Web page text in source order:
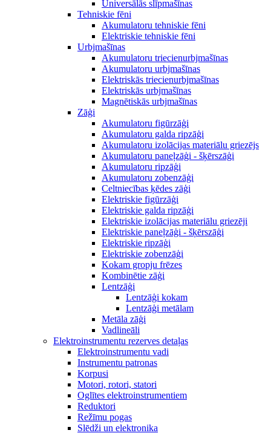
Universālās slīpmašīnas
Tehniskie fēni
Akumulatoru tehniskie fēni
Elektriskie tehniskie fēni
Urbjmašīnas
Akumulatoru triecienurbjmašīnas
Akumulatoru urbjmašīnas
Elektriskās triecienurbjmašīnas
Elektriskās urbjmašīnas
Magnētiskās urbjmašīnas
Zāģi
Akumulatoru figūrzāģi
Akumulatoru galda ripzāģi
Akumulatoru izolācijas materiālu griezējs
Akumulatoru paneļzāģi - šķērszāģi
Akumulatoru ripzāģi
Akumulatoru zobenzāģi
Celtniecības ķēdes zāģi
Elektriskie figūrzāģi
Elektriskie galda ripzāģi
Elektriskie izolācijas materiālu griezēji
Elektriskie paneļzāģi - šķērszāģi
Elektriskie ripzāģi
Elektriskie zobenzāģi
Kokam gropju frēzes
Kombinētie zāģi
Lentzāģi
Lentzāģi kokam
Lentzāģi metālam
Metāla zāģi
Vadlineāli
Elektroinstrumentu rezerves detaļas
Elektroinstrumentu vadi
Instrumentu patronas
Korpusi
Motori, rotori, statori
Oglītes elektroinstrumentiem
Reduktori
Režīmu pogas
Slēdži un elektronika